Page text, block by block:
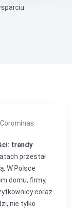
trendy
przestał
W Polsce
domu, firmy,
coraz
nie tylko